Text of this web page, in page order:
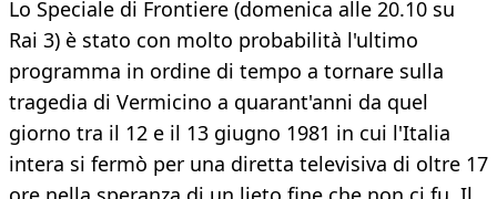
Lo Speciale di Frontiere (domenica alle 20.10 su
Rai 3) è stato con molto probabilità l'ultimo
programma in ordine di tempo a tornare sulla
tragedia di Vermicino a quarant'anni da quel
giorno tra il 12 e il 13 giugno 1981 in cui l'Italia
intera si fermò per una diretta televisiva di oltre 17